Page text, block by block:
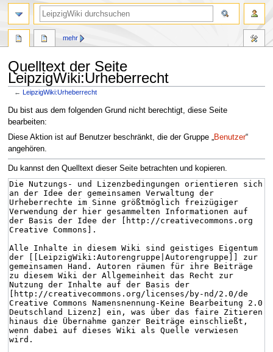
Quelltext der Seite
LeipzigWiki:Urheberrecht
←LeipzigWiki:Urheberrecht
Zur
Navigation
springen
Zur
Suche
springen
Du bist aus dem folgenden Grund nicht berechtigt, diese Seite
bearbeiten:
Diese Aktion ist auf Benutzer beschränkt, die der Gruppe „Benutzer“
angehören.
Du kannst den Quelltext dieser Seite betrachten und kopieren.
mehr